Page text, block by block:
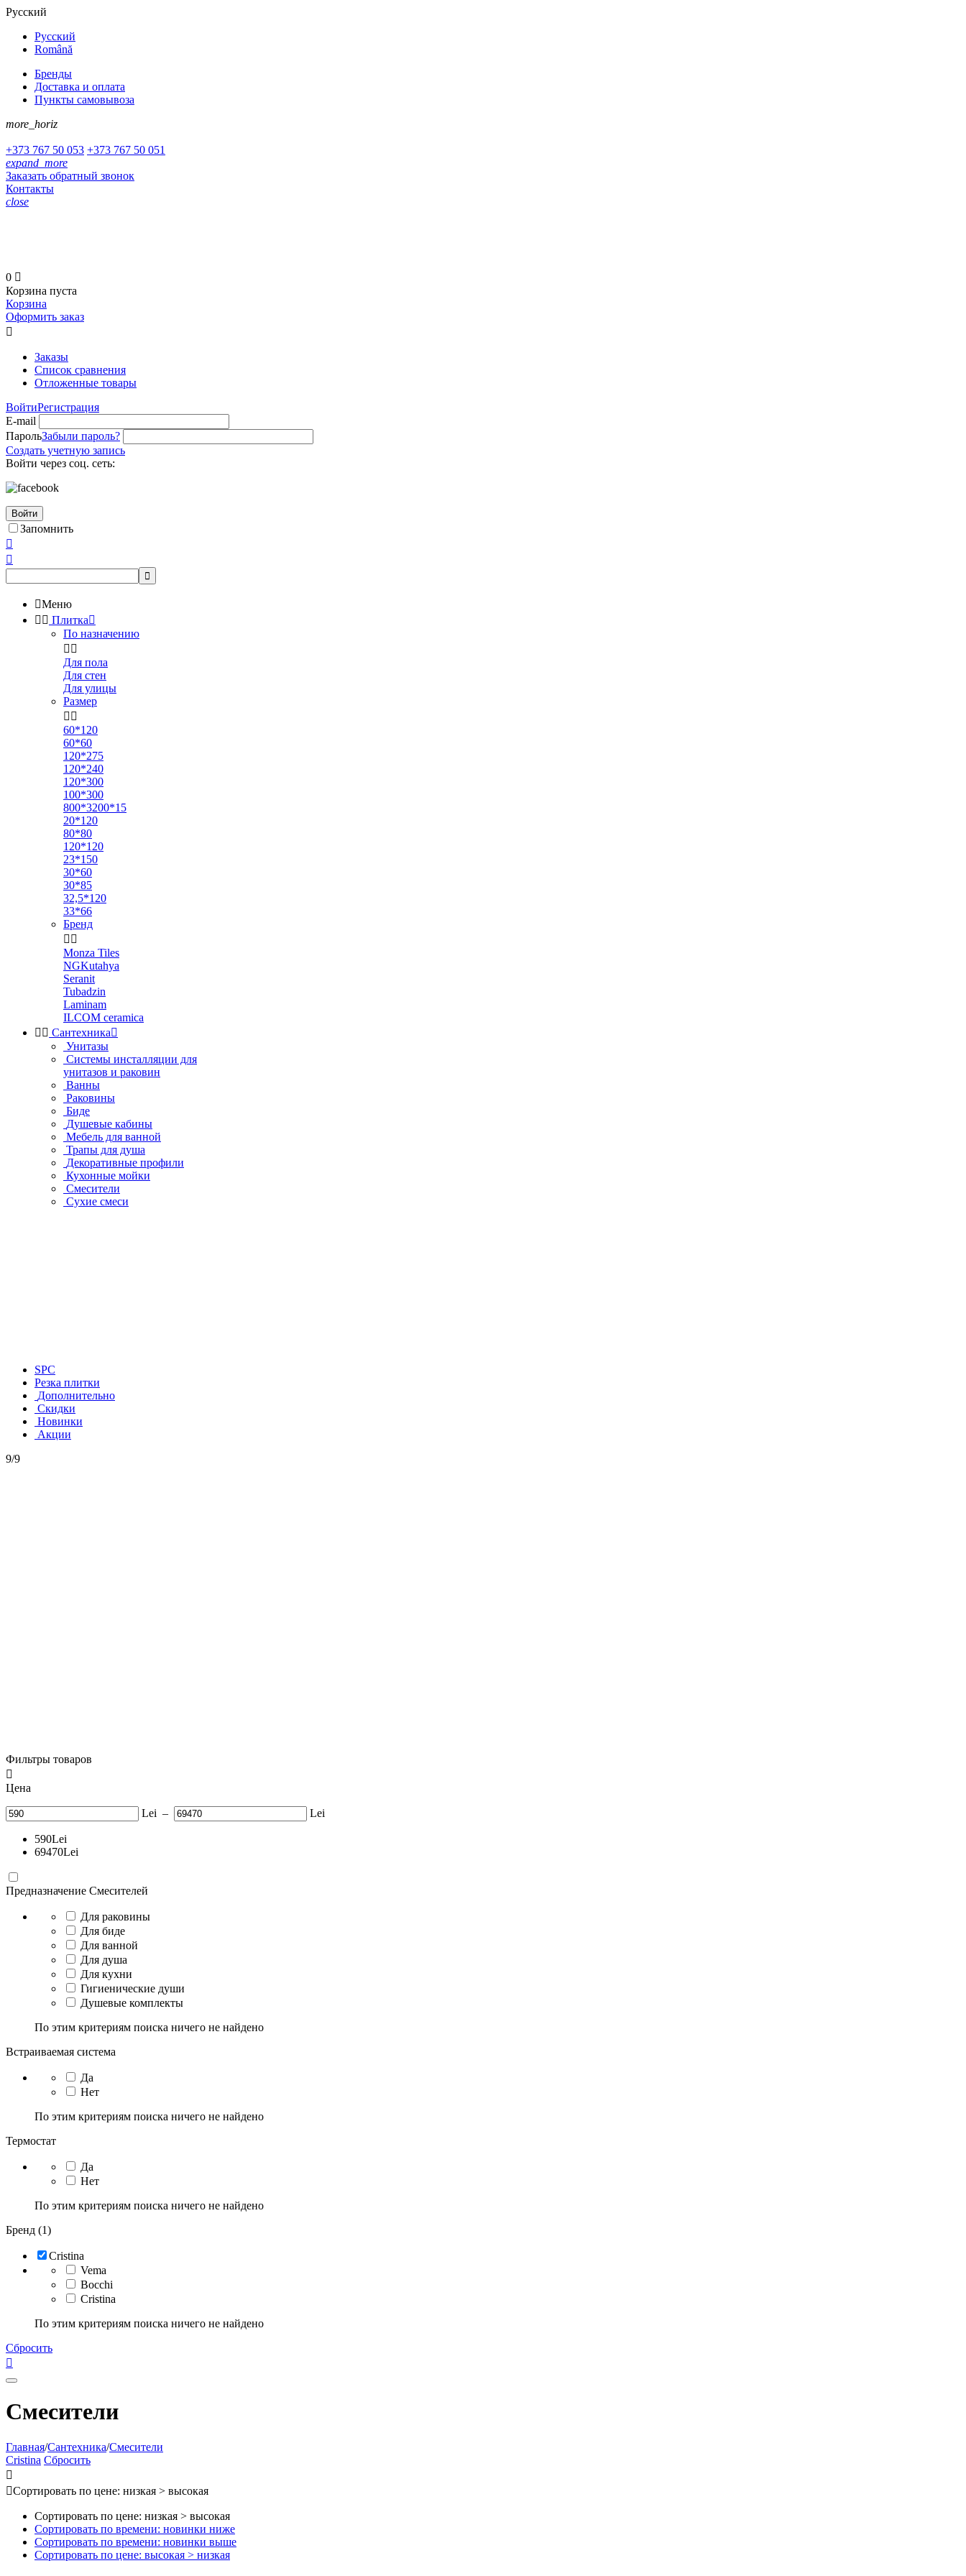
Русский
Русский
Română
Бренды
Доставка и оплата
Пункты самовывоза
more_horiz
+373 767 50 053 +373 767 50 051
expand_more
Заказать обратный звонок
Контакты
close
0 
Корзина пуста
Корзина
Оформить заказ

Заказы
Список сравнения
Отложенные товары
ВойтиРегистрация
E-mail
ПарольЗабыли пароль?
Создать учетную запись
Войти через соц. сеть:
Войти
Запомнить



Меню
  Плитка
По назначению
 
Для пола
Для стен
Для улицы
Размер
 
60*120
60*60
120*275
120*240
120*300
100*300
800*3200*15
20*120
80*80
120*120
23*150
30*60
30*85
32,5*120
33*66
Бренд
 
Monza Tiles
NGKutahya
Seranit
Tubadzin
Laminam
ILCOM ceramica
  Сантехника
Унитазы
Системы инсталляции для
унитазов и раковин
Ванны
Раковины
Биде
Душевые кабины
Мебель для ванной
Трапы для душа
Декоративные профили
Кухонные мойки
Смесители
Сухие смеси
SPC
Резка плитки
Дополнительно
Скидки
Новинки
Акции
9/9
Фильтры товаров

Цена
Lei – Lei
590Lei
69470Lei
Предназначение Смесителей
Для раковины
Для биде
Для ванной
Для душа
Для кухни
Гигиенические души
Душевые комплекты
По этим критериям поиска ничего не найдено
Встраиваемая система
Да
Нет
По этим критериям поиска ничего не найдено
Термостат
Да
Нет
По этим критериям поиска ничего не найдено
Бренд (1)
Cristina
Vema
Bocchi
Cristina
По этим критериям поиска ничего не найдено
Сбросить

Смесители
Главная/Сантехника/Смесители
Cristina Сбросить

Сортировать по цене: низкая > высокая
Сортировать по цене: низкая > высокая
Сортировать по времени: новинки ниже
Сортировать по времени: новинки выше
Сортировать по цене: высокая > низкая